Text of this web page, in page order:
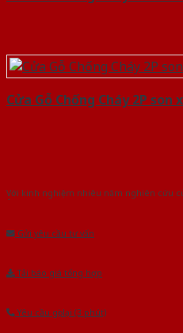
Cửa Gỗ Chống Cháy 2P son
Với kinh nghiệm nhiêu năm nghiên cứu
Gửi yêu cầu tư vấn
Tải báo giá tổng hợp
Yêu cầu gọi lại (3 phút)